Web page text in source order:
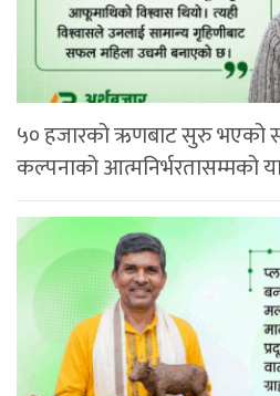
५० हजारको ऋणबाट सुरु भएको
कल्पनाको आत्मनिर्भरतासम्मको